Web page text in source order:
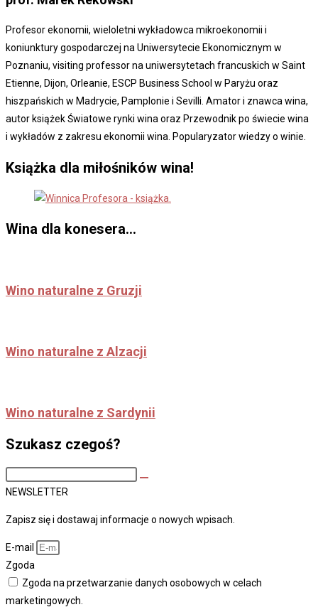
Profesor ekonomii, wieloletni wykładowca mikroekonomii i
koniunktury gospodarczej na Uniwersytecie Ekonomicznym w
Poznaniu, visiting professor na uniwersytetach francuskich w Saint
Etienne, Dijon, Orleanie, ESCP Business School w Paryżu oraz
hiszpańskich w Madrycie, Pamplonie i Sevilli. Amator i znawca wina,
autor książek Światowe rynki wina oraz Przewodnik po świecie wina
i wykładów z zakresu ekonomii wina. Popularyzator wiedzy o winie.
Książka dla miłośników wina!
Wina dla konesera...
Wino naturalne z Gruzji
Wino naturalne z Alzacji
Wino naturalne z Sardynii
Szukasz czegoś?
this
NEWSLETTER
Zapisz się i dostawaj informacje o nowych wpisach.
E-mail
Zgoda
Zgoda na przetwarzanie danych osobowych w celach
marketingowych.